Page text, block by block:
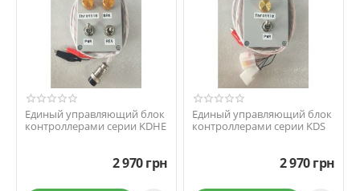
Единый управляющий блок
контроллерами серии KDHE
2 970грн
Единый управляющий блок
контроллерами серии KDS
2 970грн